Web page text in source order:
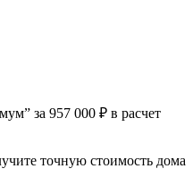
за 957 000 ₽ в расчет
точную стоимость дома